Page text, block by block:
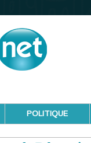
POLITIQUE